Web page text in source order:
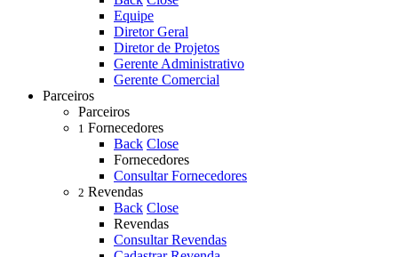
Equipe
Diretor Geral
Diretor de Projetos
Gerente Administrativo
Gerente Comercial
Parceiros
Parceiros
1 Fornecedores
Back Close
Fornecedores
Consultar Fornecedores
2 Revendas
Back Close
Revendas
Consultar Revendas